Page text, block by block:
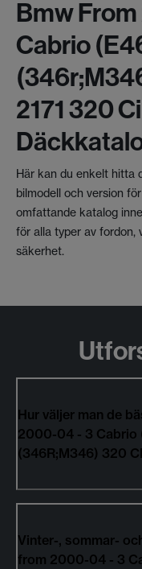
Bmw
Cabrio
2171 320
Här kan du enkelt hitta
bilmodell och version
omfattande katalog
för alla typer av fordon,
säkerhet.
Hur väljer man de
2000-04 - 3 Cabrio
(346R;M346) 320
Vinter-, sommar-
from 2000-04 - 3